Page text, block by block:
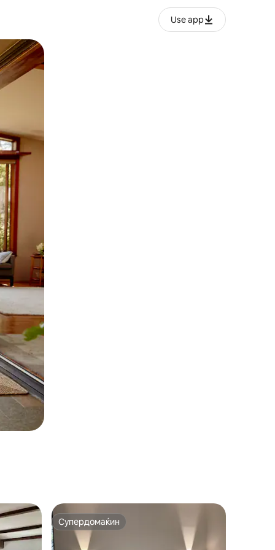
Use app
или со лизгање.
Супердомаќин
Супердомаќин